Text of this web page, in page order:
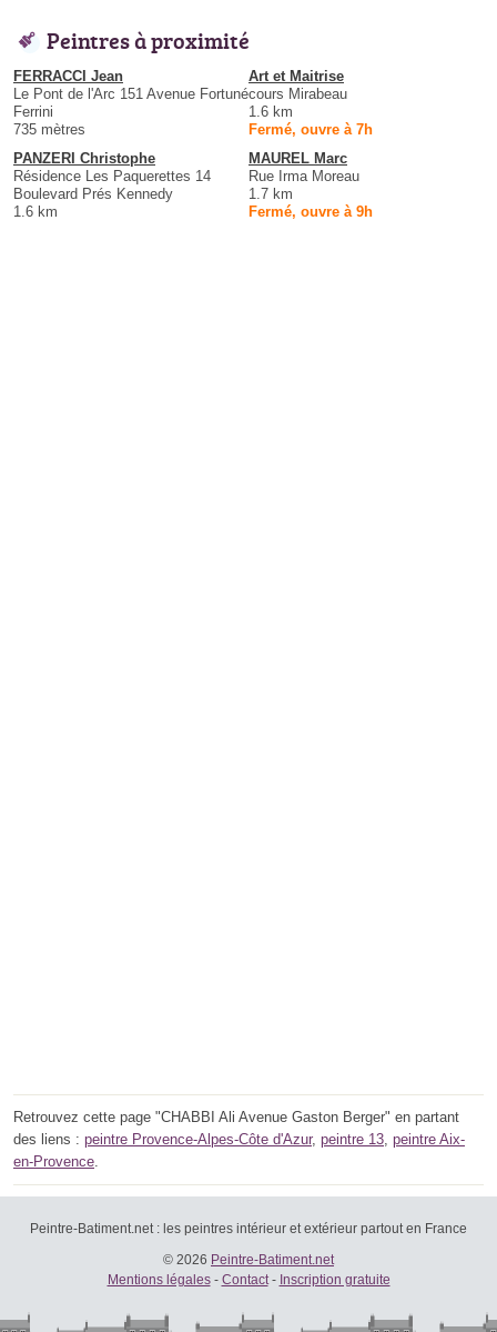
Peintres à proximité
FERRACCI Jean
Le Pont de l'Arc 151 Avenue Fortuné
Ferrini
735 mètres
Art et Maitrise
cours Mirabeau
1.6 km
Fermé, ouvre à 7h
PANZERI Christophe
Résidence Les Paquerettes 14
Boulevard Prés Kennedy
1.6 km
MAUREL Marc
Rue Irma Moreau
1.7 km
Fermé, ouvre à 9h
Retrouvez cette page "CHABBI Ali Avenue Gaston Berger" en partant
des liens : peintre Provence-Alpes-Côte d'Azur, peintre 13, peintre Aix-
en-Provence.
Peintre-Batiment.net : les peintres intérieur et extérieur partout en France
© 2026 Peintre-Batiment.net
Mentions légales- Contact- Inscription gratuite